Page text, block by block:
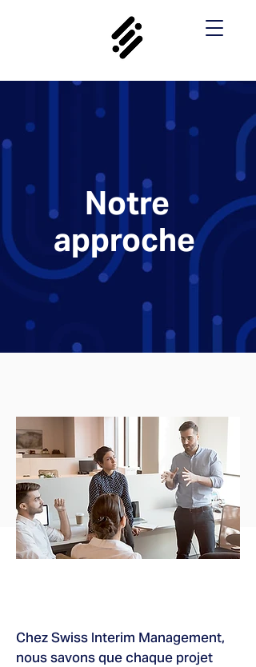
Notre
approche
Chez Swiss Interim Management,
nous savons que chaque projet